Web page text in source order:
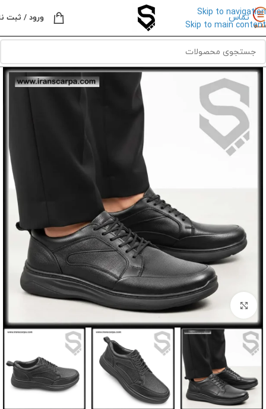
Skip to navigation
Skip to main content
تماس ورود / ثبت
بزرگنمایی تصویر